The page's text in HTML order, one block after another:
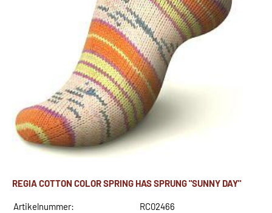
REGIA COTTON COLOR SPRING HAS SPRUNG "SUNNY DAY"
Artikelnummer: RC02466